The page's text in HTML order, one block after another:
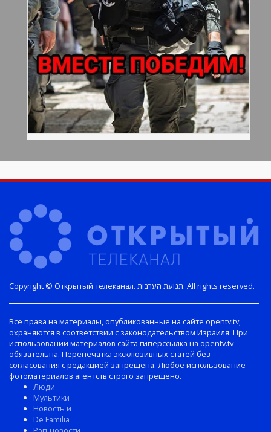
Copyright © Открытый телеканал. תנועת הערבות. All rights reserved.
Все права на материалы, опубликованные на сайте opentv.tv,
охраняются в соответствии с законодательством Израиля. При
использовании материалов сайта гиперссылка на opentv.tv
обязательна. Перепечатка эксклюзивных статей без
согласования с редакцией запрещена. Любое использование
фотоматериалов агентств строго запрещено.
Люди
Мультики
Новость и
De Familia